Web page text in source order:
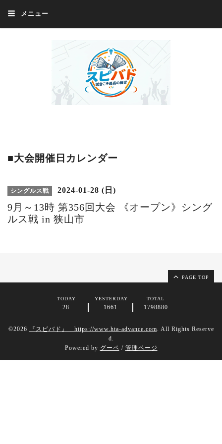
メニュー
■大会開催日カレンダー
シングルス戦 2024-01-28 (日)
9月～13時 第356回大会 《オープン》シング
ルス戦 in 狭山市
PAGE TOP
TODAY
28
YESTERDAY
1661
TOTAL
1798880
©2026 『スピバド』 https://www.hta-advance.com. All Rights Reserve
d.
Powered by グーペ / 管理ページ